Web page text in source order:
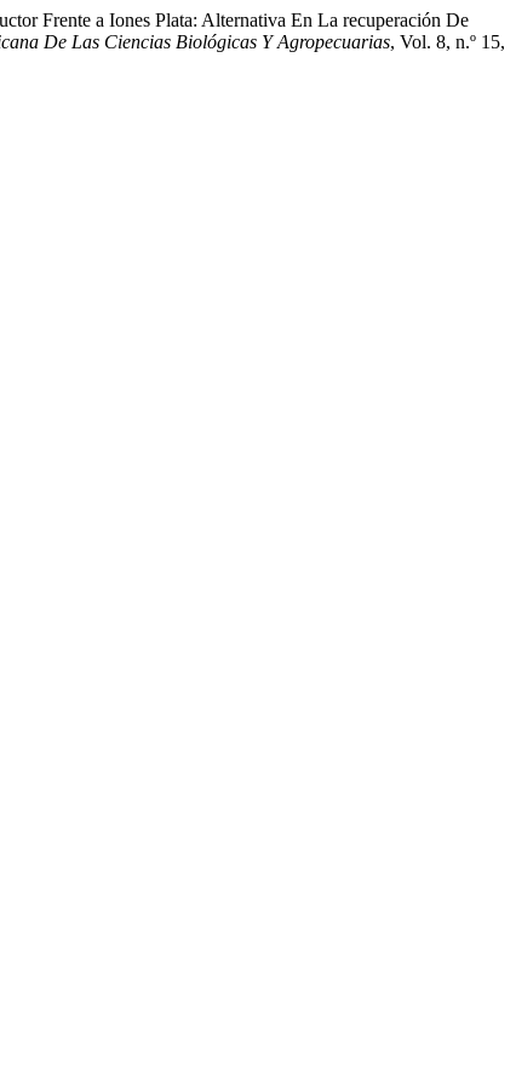
Frente a Iones Plata: Alternativa En La recuperación De
De Las Ciencias Biológicas Y Agropecuarias, Vol. 8, n.º 15,